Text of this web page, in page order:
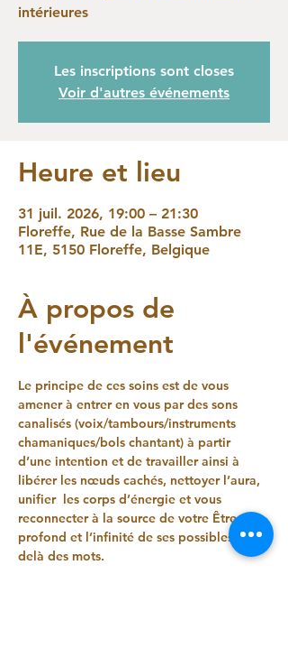
intérieures
Les inscriptions sont closes
Voir d'autres événements
Heure et lieu
31 juil. 2026, 19:00 – 21:30
Floreffe, Rue de la Basse Sambre
11E, 5150 Floreffe, Belgique
À propos de
l'événement
Le principe de ces soins est de vous
amener à entrer en vous par des sons
canalisés (voix/tambours/instruments
chamaniques/bols chantant) à partir
d’une intention et de travailler ainsi à
libérer les nœuds cachés, nettoyer l’aura,
unifier  les corps d’énergie et vous
reconnecter à la source de votre Être
profond et l’infinité de ses possibles au-
delà des mots.